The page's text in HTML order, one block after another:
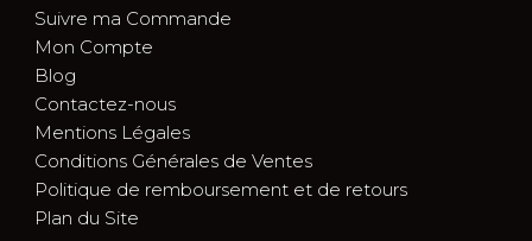
Suivre ma Commande
Mon Compte
Blog
Contactez-nous
Mentions Légales
Conditions Générales de Ventes
Politique de remboursement et de retours
Plan du Site